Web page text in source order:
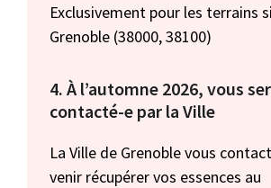
Exclusivement pour les terrains
Grenoble (38000, 38100)
4. À l’automne 2026, vous
contacté-e par la Ville
La Ville de Grenoble vous
venir récupérer vos essences au